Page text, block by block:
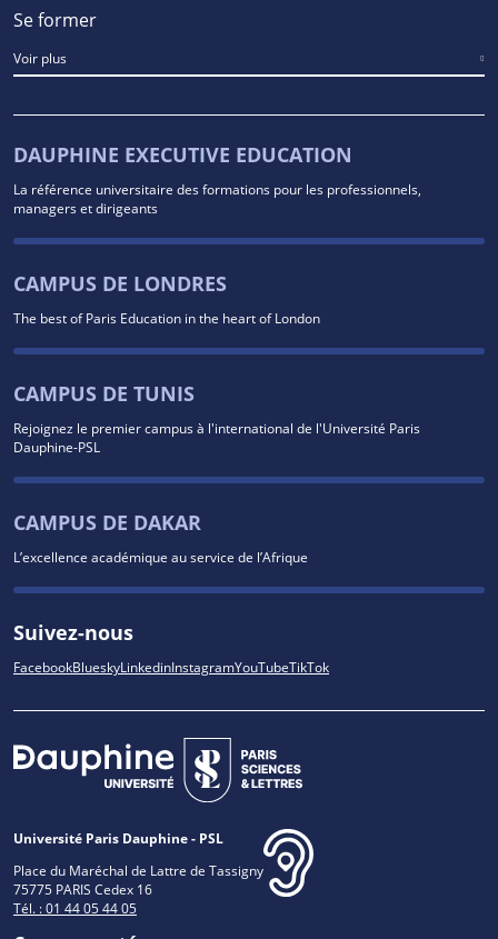
Se former
Voir plus
DAUPHINE EXECUTIVE EDUCATION
La référence universitaire des formations pour les professionnels,
managers et dirigeants
CAMPUS DE LONDRES
The best of Paris Education in the heart of London
CAMPUS DE TUNIS
Rejoignez le premier campus à l'international de l'Université Paris
Dauphine-PSL
CAMPUS DE DAKAR
L’excellence académique au service de l’Afrique
Suivez-nous
FacebookBlueskyLinkedinInstagramYouTubeTikTok
Université Paris Dauphine - PSL
Place du Maréchal de Lattre de Tassigny
75775 PARIS Cedex 16
Tél. : 01 44 05 44 05